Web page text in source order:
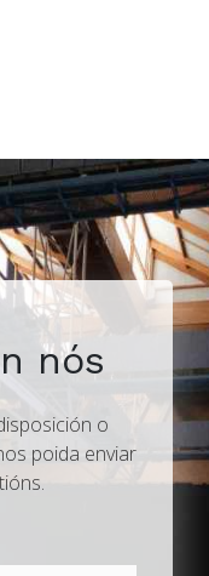
nós
o
poida enviar